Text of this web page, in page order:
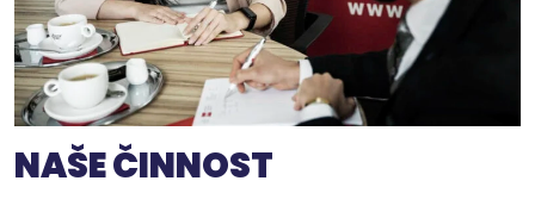
NAŠE ČINNOST